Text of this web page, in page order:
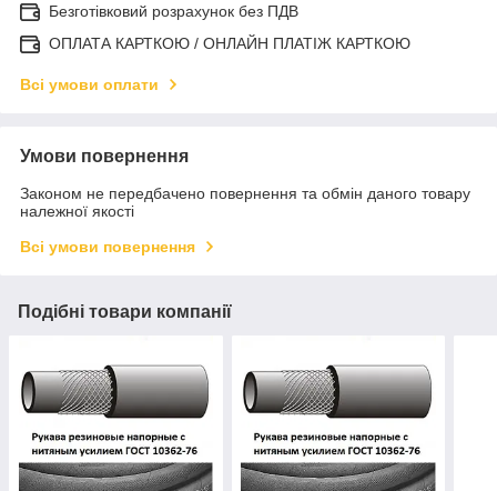
Безготівковий розрахунок без ПДВ
ОПЛАТА КАРТКОЮ / ОНЛАЙН ПЛАТІЖ КАРТКОЮ
Всі умови оплати
Умови повернення
Законом не передбачено повернення та обмін даного товару
належної якості
Всі умови повернення
Подібні товари компанії